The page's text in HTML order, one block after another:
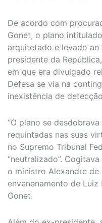
De acordo com
Gonet, o plano
arquitetado e levado
presidente da
em que era divulgado
Defesa se via na
inexistência de
“O plano se
requintadas nas suas
no Supremo Tribunal
“neutralizado”.
o ministro Alexandre
envenenamento de Luiz
Gonet.